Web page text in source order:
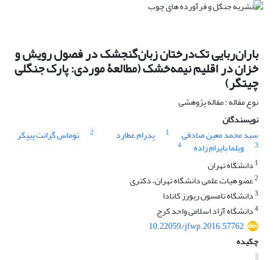
باران‌ربایی تک‌درختان زبان‌گنجشک در فصول رویش و
خزان در اقلیم نیمه‌خشک (مطالعۀ موردی: پارک جنگلی
چیتگر)
نوع مقاله : مقاله پژوهشی
نویسندگان
سید محمد معین صادقی
1 پدرام عطارد 2 توماس گرانت پیپکر
3 ویلما بایرام زاده
4
1 دانشگاه تهران
2عضو هیات علمی دانشگاه تهران، دکتری
3دانشگاه تامسون ریورز کانادا
4دانشگاه آزاد اسلامی واحد کرج
10.22059/jfwp.2016.57762
چکیده